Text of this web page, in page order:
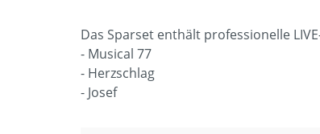
Das Sparset enthält professionelle
- Musical 77
- Herzschlag
- Josef